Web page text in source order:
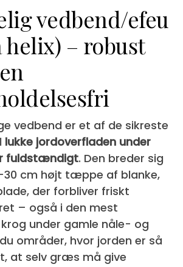
vedbend/efeu
helix) – robust
vedbend er et af de sikreste
lukke jordoverfladen under
fuldstændigt. Den breder sig
cm højt tæppe af blanke,
der forbliver friskt
– også i den mest
under gamle nåle- og
områder, hvor jorden er så
at selv græs må give